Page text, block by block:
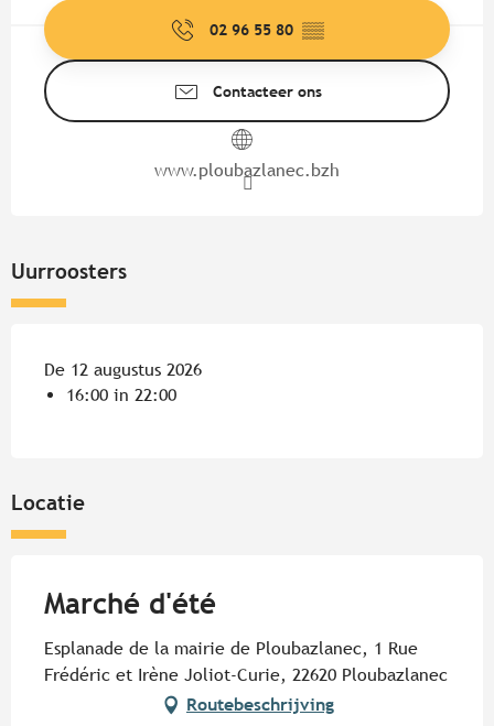
02 96 55 80 ▒▒
Contacteer ons
www.ploubazlanec.bzh
Uurroosters
De 12 augustus 2026
16:00 in 22:00
Locatie
Marché d'été
Esplanade de la mairie de Ploubazlanec, 1 Rue
Frédéric et Irène Joliot-Curie, 22620 Ploubazlanec
Routebeschrijving